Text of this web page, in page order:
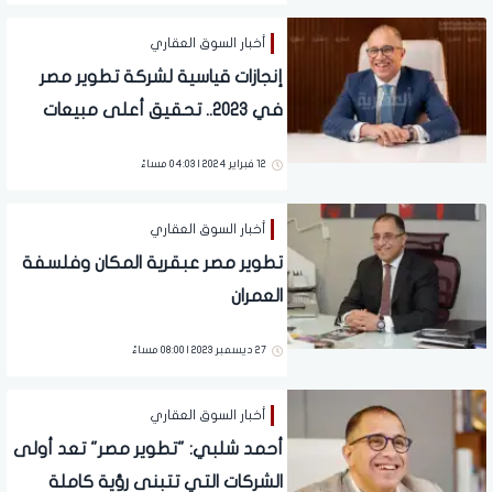
أخبار السوق العقاري
إنجازات قياسية لشركة تطوير مصر
في 2023.. تحقيق أعلى مبيعات
12 فبراير 2024 | 04:03 مساءً
أخبار السوق العقاري
تطوير مصر عبقرية المكان وفلسفة
العمران
27 ديسمبر 2023 | 08:00 مساءً
أخبار السوق العقاري
أحمد شلبي: "تطوير مصر" تعد أولى
الشركات التي تتبنى رؤية كاملة